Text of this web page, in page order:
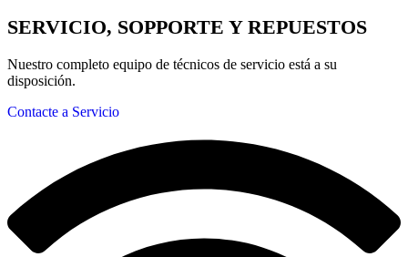
SERVICIO, SOPPORTE Y REPUESTOS
Nuestro completo equipo de técnicos de servicio está a su
disposición.
Contacte a Servicio